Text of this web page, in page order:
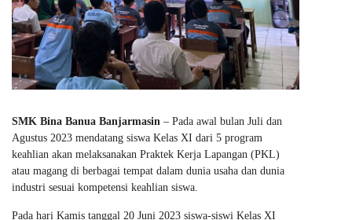
SMK Bina Banua Banjarmasin – Pada awal bulan Juli dan
Agustus 2023 mendatang siswa Kelas XI dari 5 program
keahlian akan melaksanakan Praktek Kerja Lapangan (PKL)
atau magang di berbagai tempat dalam dunia usaha dan dunia
industri sesuai kompetensi keahlian siswa.
Pada hari Kamis tanggal 20 Juni 2023 siswa-siswi Kelas XI